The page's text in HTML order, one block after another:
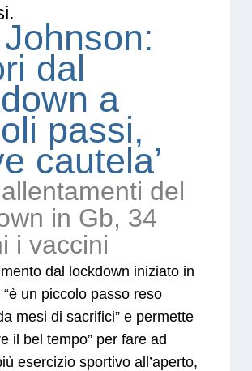
dal
a
passi,
cautela’
del
in Gb, 34
i vaccini
dal lockdown iniziato in
un piccolo passo reso
mesi di sacrifici” e permette
il bel tempo” per fare ad
esercizio sportivo all’aperto,